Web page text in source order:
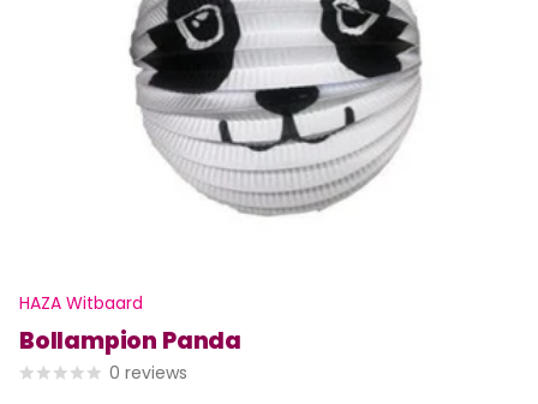
HAZA Witbaard
Bollampion Panda
0 reviews